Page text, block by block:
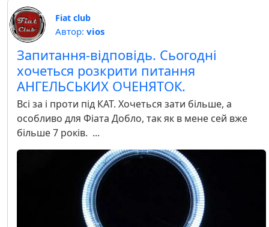
Fiat club
Автор: vios
Запитання-відповідь. Сьогодні
хочеться розкрити питання
АНГЕЛЬСЬКИХ ОЧЕНЯТОК.
Всі за і проти під КАТ. Хочеться зати більше, а
особливо для Фіата Добло, так як в мене сей вже
більше 7 років. ...